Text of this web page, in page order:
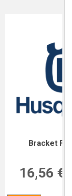
Bracket
16,56 €